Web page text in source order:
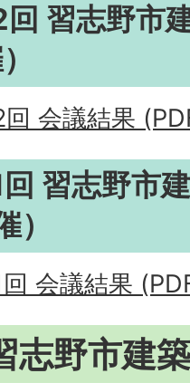
習志野市
会議結果
習志野市
会議結果
志野市建